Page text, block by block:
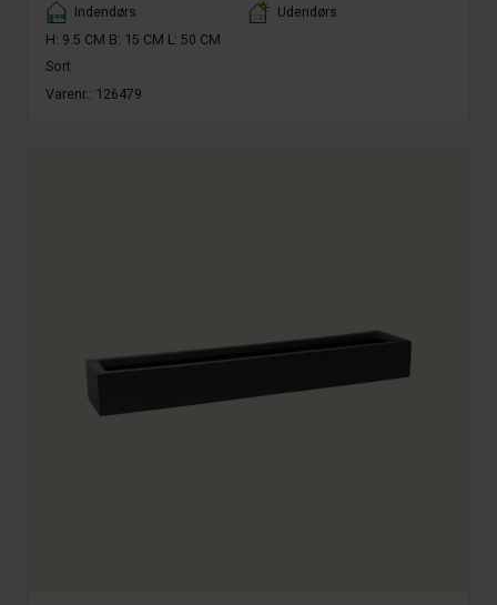
Placement
Indendørs
Udendørs
H: 9.5 CM B: 15 CM L: 50 CM
Sort
Varenr.: 126479